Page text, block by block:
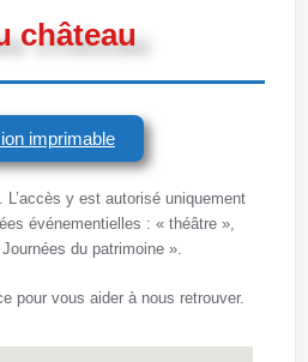
château
imprimable
L’accès y est autorisé uniquement
événementielles : « théâtre »,
du patrimoine ».
pour vous aider à nous retrouver.